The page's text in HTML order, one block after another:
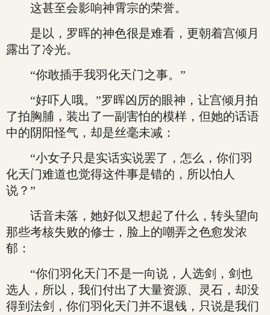
这甚至会影响神霄宗的荣誉。
是以，罗晖的神色很是难看，更朝着宫倾月
露出了冷光。
“你敢插手我羽化天门之事。”
“好吓人哦。”罗晖凶厉的眼神，让宫倾月拍
了拍胸脯，装出了一副害怕的模样，但她的话语
中的阴阳怪气，却是丝毫未减：
“小女子只是实话实说罢了，怎么，你们羽
化天门难道也觉得这件事是错的，所以怕人
说？”
话音未落，她好似又想起了什么，转头望向
那些考核失败的修士，脸上的嘲弄之色愈发浓
郁：
“你们羽化天门不是一向说，人选剑，剑也
选人，所以，我们付出了大量资源、灵石，却没
得到法剑，你们羽化天门并不退钱，只说是我们